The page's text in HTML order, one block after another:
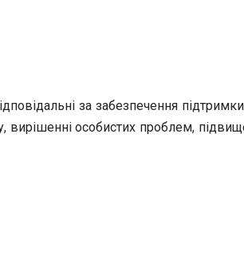
за забезпечення підтримки
особистих проблем,